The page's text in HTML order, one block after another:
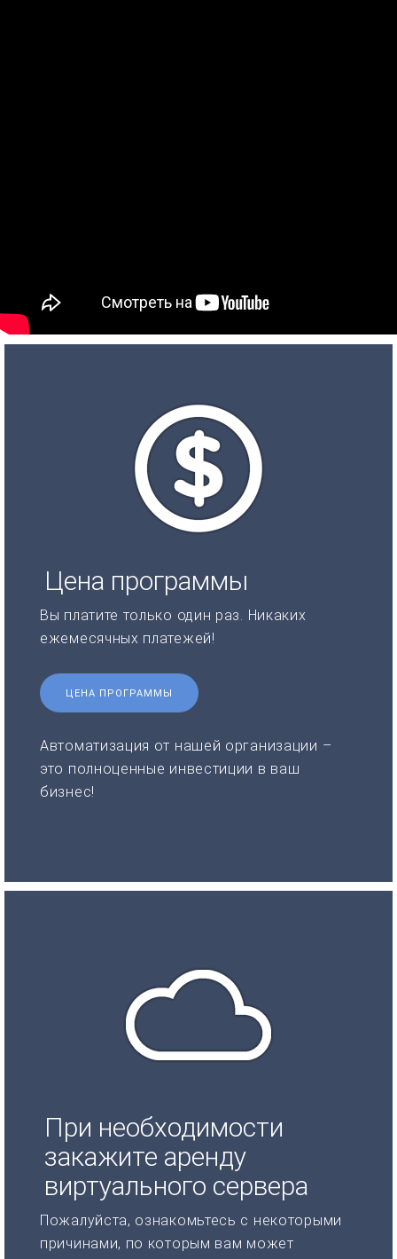
Цена программы
Вы платите только один раз. Никаких
ежемесячных платежей!
ЦЕНА ПРОГРАММЫ
Автоматизация от нашей организации –
это полноценные инвестиции в ваш
бизнес!
При необходимости
закажите аренду
виртуального сервера
Пожалуйста, ознакомьтесь с некоторыми
причинами, по которым вам может